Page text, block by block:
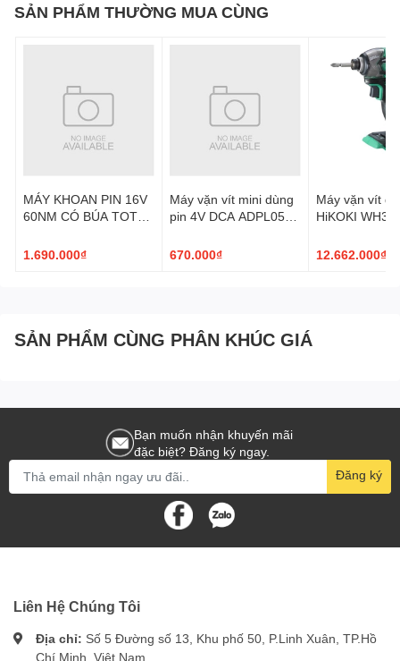
SẢN PHẨM THƯỜNG MUA CÙNG
MÁY KHOAN PIN 16V
60NM CÓ BÚA TOTAL
1.690.000₫
Máy vặn vít mini dùng
pin 4V DCA ADPL05-
670.000₫
Máy vặn vít
HiKOKI
12.662.000₫
SẢN PHẨM CÙNG PHÂN KHÚC GIÁ
Bạn muốn nhận khuyến mãi
đặc biệt? Đăng ký ngay.
Đăng ký
Liên Hệ Chúng Tôi
Địa chỉ: Số 5 Đường số 13, Khu phố 50, P.Linh Xuân, TP.Hồ
Chí Minh, Việt Nam